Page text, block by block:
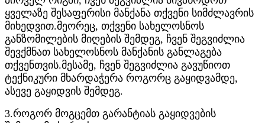
ყველაზე შესაფერისი მანქანა თქვენი სიმძლავრის
მიხედვით.მეორეც, თქვენი სახელოსნოს
განზომილების მიღების შემდეგ, ჩვენ შეგვიძლია
შევქმნათ სახელოსნოს მანქანის განლაგება
თქვენთვის.მესამე, ჩვენ შეგვიძლია გავუწიოთ
ტექნიკური მხარდაჭერა როგორც გაყიდვამდე,
ასევე გაყიდვის შემდეგ.
3.როგორ მოგცემთ გარანტიას გაყიდვების